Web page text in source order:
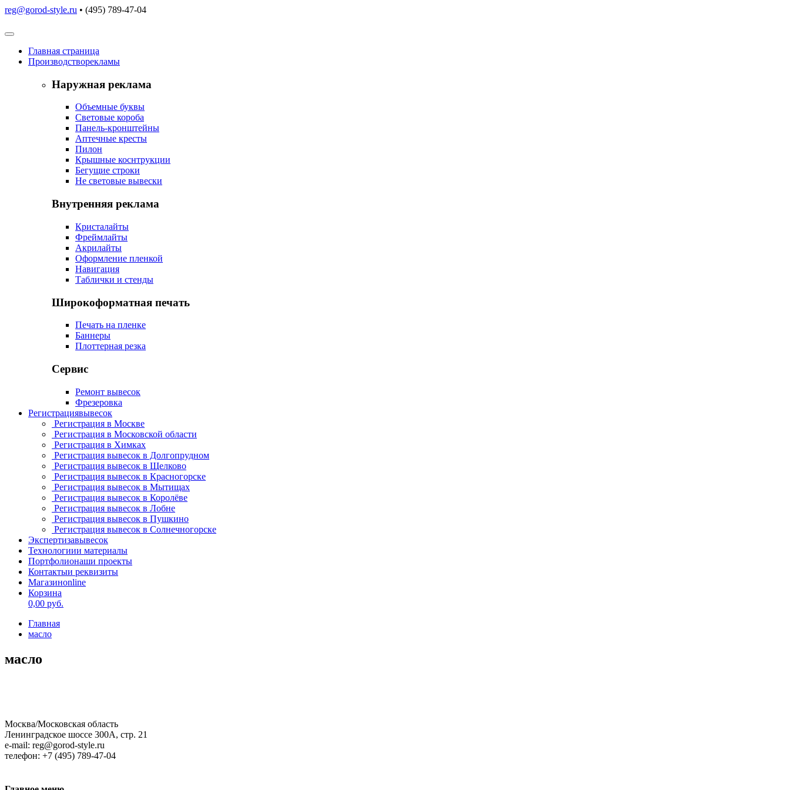
reg@gorod-style.ru • (495) 789-47-04
Главная страница
Производстворекламы
Наружная реклама
Объемные буквы
Световые короба
Панель-кронштейны
Аптечные кресты
Пилон
Крышные коснтрукции
Бегущие строки
Не световые вывески
Внутренняя реклама
Кристалайты
Фреймлайты
Акрилайты
Оформление пленкой
Навигация
Таблички и стенды
Широкоформатная печать
Печать на пленке
Баннеры
Плоттерная резка
Сервис
Ремонт вывесок
Фрезеровка
Регистрациявывесок
Регистрация в Москве
Регистрация в Московской области
Регистрация в Химках
Регистрация вывесок в Долгопрудном
Регистрация вывесок в Щелково
Регистрация вывесок в Красногорске
Регистрация вывесок в Мытищах
Регистрация вывесок в Королёве
Регистрация вывесок в Лобне
Регистрация вывесок в Пушкино
Регистрация вывесок в Солнечногорске
Экспертизавывесок
Технологиии материалы
Портфолионаши проекты
Контактыи реквизиты
Магазинonline
Корзина
0,00 руб.
Главная
масло
масло
Москва/Московская область
Ленинградское шоссе 300А, стр. 21
e-mail: reg@gorod-style.ru
телефон: +7 (495) 789-47-04